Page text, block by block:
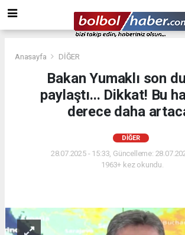
Anasayfa DİĞER
Bakan Yumaklı son
paylaştı... Dikkat! Bu
derece daha
DİĞER
28.07.2025 - 15:33, Güncelleme:
1963+ kez okundu.